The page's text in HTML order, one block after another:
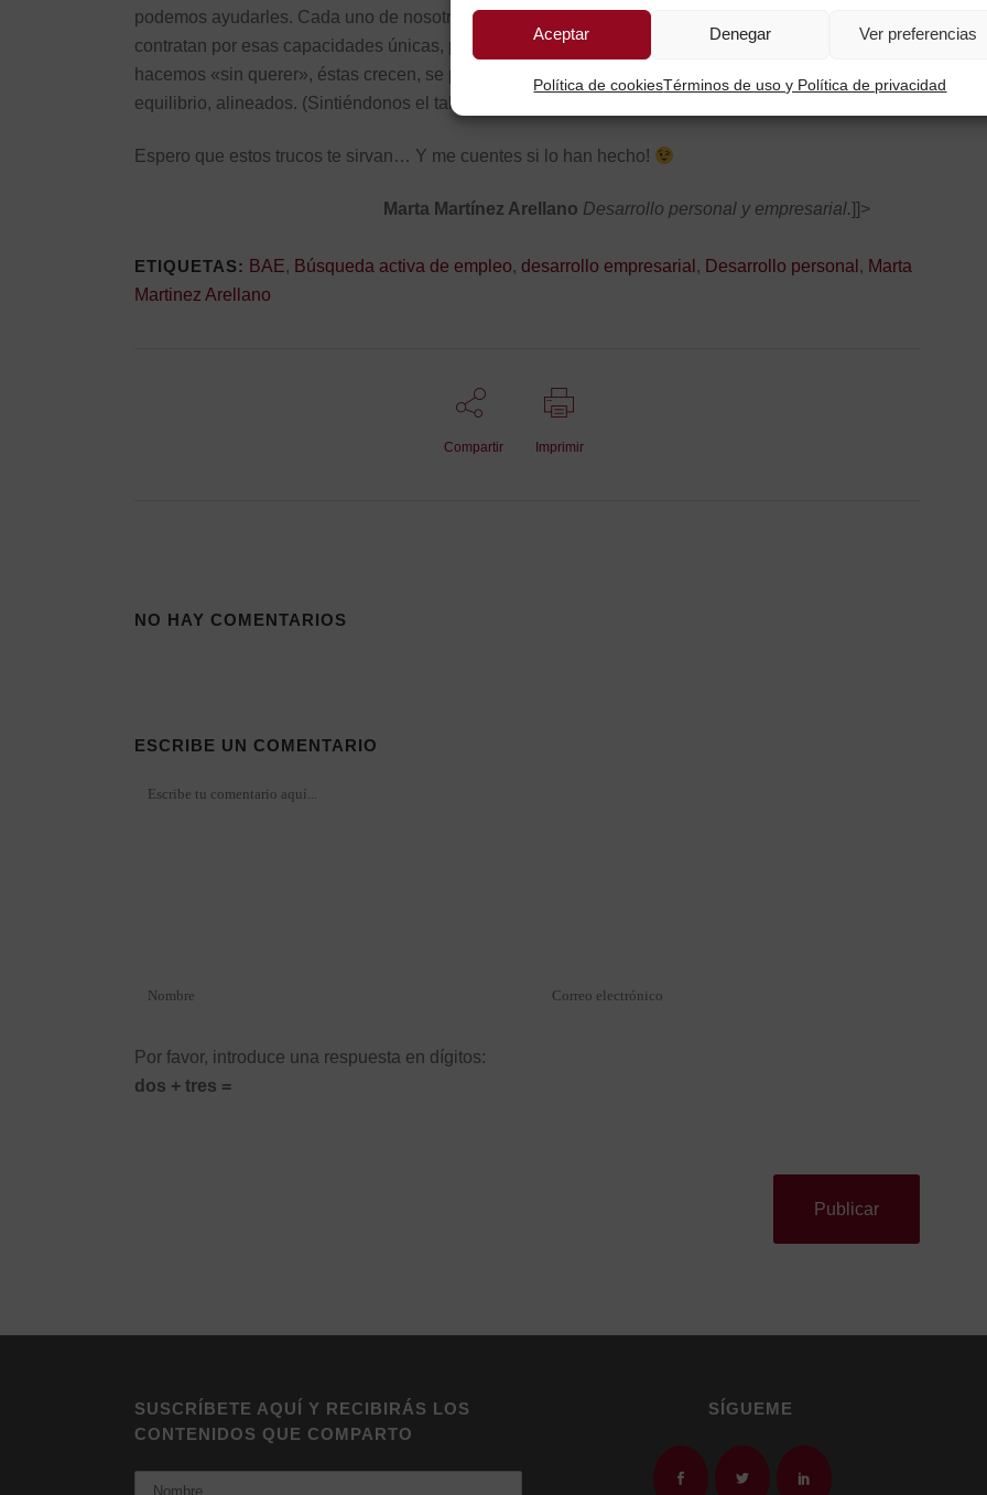
Aceptar Denegar Ver preferencias
Política de cookiesTérminos de uso y Política de privacidad
podemos ayudarles. Cada uno de nosotros tiene una forma única de hacer las cosas, y cuando nos
contratan por esas capacidades únicas, personales e intransferibles, que nos son naturales y
hacemos «sin querer», éstas crecen, se perfeccionan y nos hacen crecer sintiéndonos bien, en
equilibrio, alineados. (Sintiéndonos el taladro más «genialástico» para ese agujero concreto)
Espero que estos trucos te sirvan… Y me cuentes si lo han hecho!
Marta Martínez Arellano Desarrollo personal y empresarial.]]>
ETIQUETAS: BAE, Búsqueda activa de empleo, desarrollo empresarial , Desarrollo personal , Marta
Martinez Arellano
Compartir Imprimir
NO HAY COMENTARIOS
ESCRIBE UN COMENTARIO
Por favor, introduce una respuesta en dígitos:
dos + tres =
SUSCRÍBETE AQUÍ Y RECIBIRÁS LOS
CONTENIDOS QUE COMPARTO
SÍGUEME